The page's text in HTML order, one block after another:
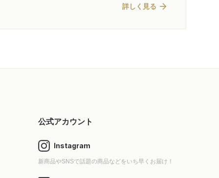
詳しく見る arrow_forward
公式アカウント
Instagram
新商品やSNSで話題の商品などをいち早くお届け！